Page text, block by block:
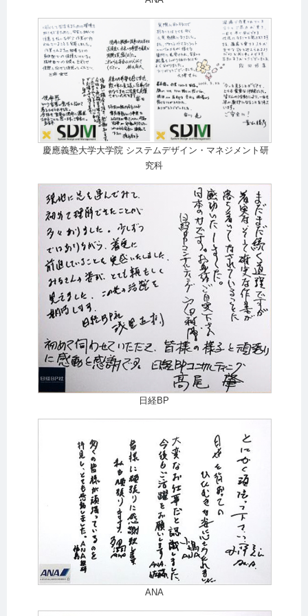
慶應義塾大学大学院 システムデザイン・マネジメント研
究科
日経BP
ANA